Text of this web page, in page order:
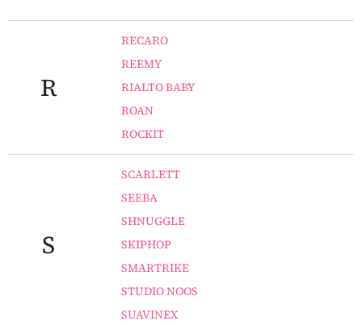
R
RECARO
REEMY
RIALTO BABY
ROAN
ROCKIT
S
SCARLETT
SEEBA
SHNUGGLE
SKIPHOP
SMARTRIKE
STUDIO NOOS
SUAVINEX